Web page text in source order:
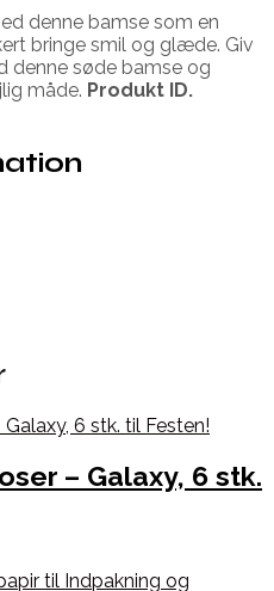
denne bamse som en
bringe smil og glæde. Giv
denne søde bamse og
måde. Produkt ID.
– Galaxy, 6 stk.